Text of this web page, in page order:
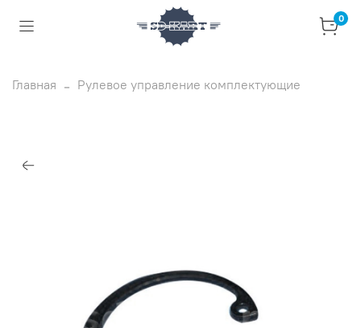
0
Главная Рулевое управление комплектующие